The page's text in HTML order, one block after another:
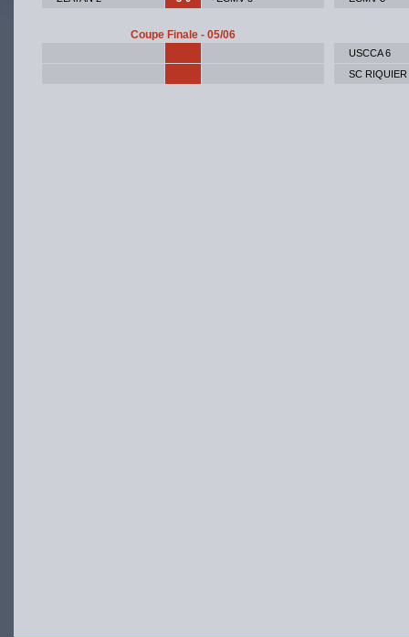
Coupe Finale - 05/06
USCCA 6
SC RIQUIER